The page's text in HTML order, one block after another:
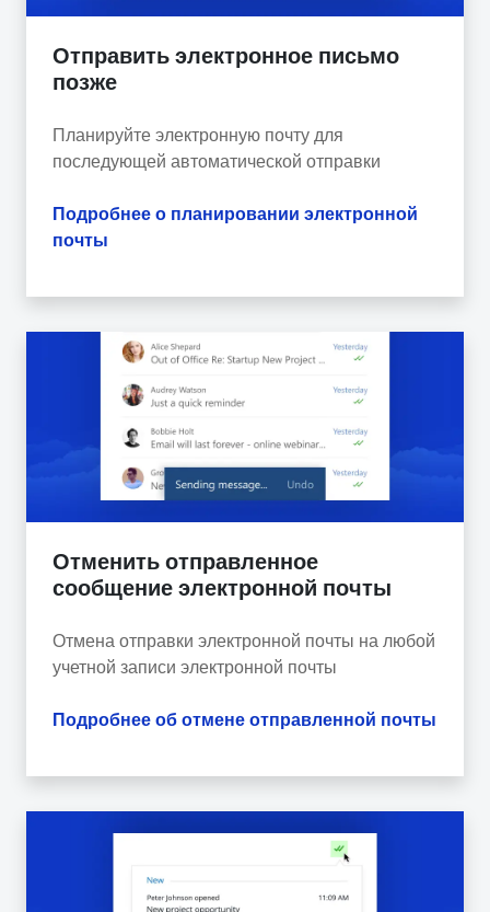
Отправить электронное письмо
позже
Планируйте электронную почту для
последующей автоматической отправки
Подробнее о планировании электронной
почты
Отменить отправленное
сообщение электронной почты
Отмена отправки электронной почты на любой
учетной записи электронной почты
Подробнее об отмене отправленной почты